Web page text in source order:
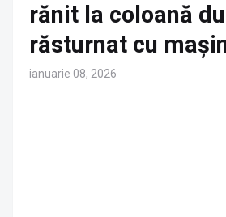
rănit la coloană
răsturnat cu
ianuarie 08, 2026